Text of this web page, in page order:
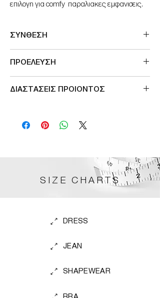
επιλογη για comfy παραλιακες εμφανισεις.
ΣΥΝΘΕΣΗ
ΠΡΟΕΛΕΥΣΗ
ΔΙΑΣΤΑΣΕΙΣ ΠΡΟΙΟΝΤΟΣ
SIZE CHARTS
DRESS
JEAN
SHAPEWEAR